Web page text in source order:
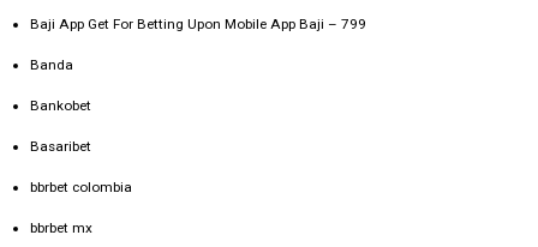
Baji App Get For Betting Upon Mobile App Baji – 799
Banda
Bankobet
Basaribet
bbrbet colombia
bbrbet mx